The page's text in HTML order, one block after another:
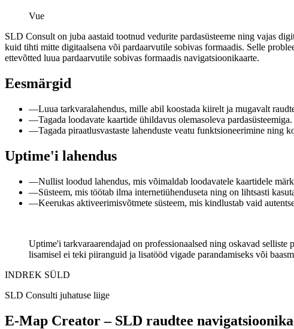
Vue
SLD Consult on juba aastaid tootnud vedurite pardasüsteeme ning vajas
kuid tihti mitte digitaalsena või pardaarvutile sobivas formaadis. Selle
ettevõtted luua pardaarvutile sobivas formaadis navigatsioonikaarte.
Eesmärgid
—Luua tarkvaralahendus, mille abil koostada kiirelt ja mugavalt
—Tagada loodavate kaartide ühildavus olemasoleva pardasüsteemiga.
—Tagada piraatlusvastaste lahenduste veatu funktsioneerimine ning
Uptime'i lahendus
—Nullist loodud lahendus, mis võimaldab loodavatele kaartidele
—Süsteem, mis töötab ilma internetiühenduseta ning on lihtsasti
—Keerukas aktiveerimisvõtmete süsteem, mis kindlustab vaid
Uptime'i tarkvaraarendajad on professionaalsed ning oskavad
lisamisel ei teki piiranguid ja lisatööd vigade parandamiseks või
INDREK SÜLD
SLD Consulti juhatuse liige
E-Map Creator – SLD raudtee